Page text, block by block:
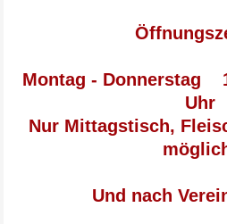
Montag - Donnerstag
Uhr
Nur Mittagstisch,
Und nach